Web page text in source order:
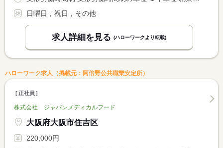
日曜日，祝日，その他
求人詳細を見る (ハローワークより転載)
ハローワーク求人（掲載元：阿倍野公共職業安定所）
正社員
株式会社 ジャパンメディカルフード
大阪府大阪市住吉区
220,000円